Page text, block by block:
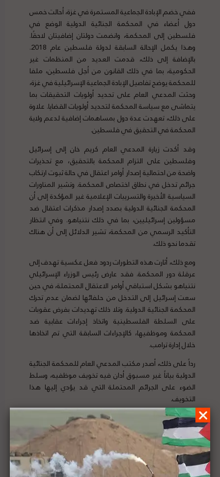
ففي خضم الإبادة الجماعية المستمرة في غزة، أحالت خمس
دول أعضاء في المحكمة الجنائية الدولية الوضع في
فلسطين إلى المحكمة، وانضمت دولتان إضافيتان لاحقًا.
وهذا يكمل الإحالة السابقة لدولة فلسطين عام 2018.
بالإضافة إلى ذلك، قدمت العديد من المنظمات غير
الحكومية، بما في ذلك القانون من أجل فلسطين، ملفا
للمحكمة يوضح تفاصيل الإبادة الجماعية الإسرائيلية في غزة،
وحثت المدعي العام على تحديد أولويات التحقيقات بما
يتماشى مع سياسة المحكمة لتحديد أولويات القضايا. علاوة
على ذلك، تعهدت عدة دول بمساهمات إضافية لدعم ولاية
المحكمة في التحقيق في فلسطين.
وقد أكدت زيارة المدعي العام كريم خان إلى إسرائيل
وفلسطين على التزام المحكمة بالتحقيق، مع تحذيرات
واضحة من احتمالية إصدار أوامر اعتقال في حالة ثبوت ارتكاب
جرائم تدخل في نطاق اختصاص المحكمة. وتشير المناورات
السياسية الأخيرة والتسريبات الإعلامية غير المؤكدة إلى أن
المحكمة الجنائية الدولية بصدد إصدار مذكرات اعتقال ضد
مسؤولين إسرائيليين، بما في ذلك نتنياهو. وفي انتظار
التأكيد الرسمي من المحكمة، تشير الدلائل إلى أن هناك
تقدما نحو ذلك.
ومع ذلك، أثارت هذه التطورات ردود فعل عكسية تهدف إلى
عرقلة دور المحكمة. فقد عارض رئيس الوزراء الإسرائيلي
نتنياهو بشكل استباقي أوامر الاعتقال المحتملة، في حين
سعت إسرائيل إلى التدخل من حلفائها لضمان عدم تحرك
المحكمة الجنائية الدولية. وتلا ذلك تهديدات بفرض عقوبات
على السلطة الفلسطينية واتخاذ إجراءات عقابية ضد
المحكمة وموظفيها، كالإجراءات السابقة التي تم اتخاذها
خلال إدارة ترامب.
رداً على ذلك، أصدر مكتب المدعي العام للمحكمة الجنائية
الدولية بياناً غير مسبوق أدان فيه تخويف موظفيه، وسلط
الضوء على الجرائم المحتملة التي قد يؤدي إليها هذا
التخويف.
تجمع هذه الندوة عبر الإنترنت المحامين الدوليين والخبراء
القانونيين والباحثين والمنظمات غير الحكومية المشاركة
في تحقيق المحكمة الجنائية الدولية في فلسطين/
إسرائيل من أجل:
التأكيد على دور المحكمة الحاسم في دعم العدالة